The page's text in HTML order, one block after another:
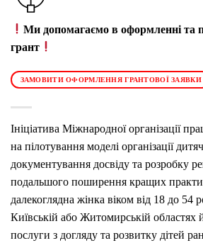
Ми допомагаємо в оформленні та
грант
ЗАМОВИТИ ОФОРМЛЕННЯ ГРАНТОВОЇ ЗАЯВКИ
Ініціатива Міжнародної організації
на пілотування моделі організації
документування досвіду та розробку
подальшого поширення кращих
далекоглядна жінка віком від 18 до 54
Київській або Житомирській областях
послуги з догляду та розвитку дітей